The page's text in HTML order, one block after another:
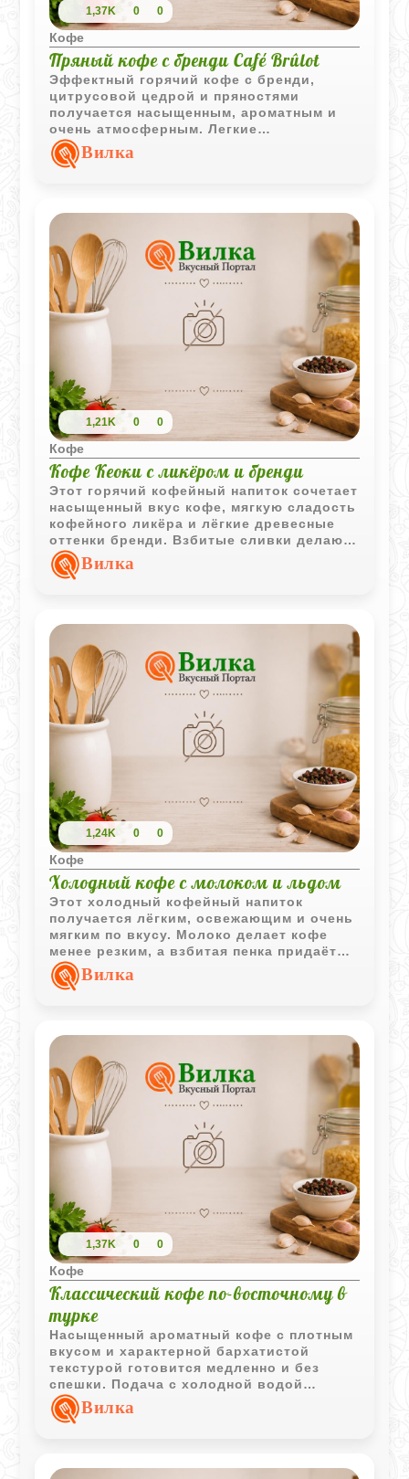
1,37K 0 0
Кофе
Пряный кофе с бренди Café Brûlot
Эффектный горячий кофе с бренди,
цитрусовой цедрой и пряностями
получается насыщенным, ароматным и
очень атмосферным. Легкие
карамельные нотки алкоголя и яркий
аромат специй делают напиток особенно
Вилка
1,21K 0 0
Кофе
Кофе Кеоки с ликёром и бренди
Этот горячий кофейный напиток сочетает
насыщенный вкус кофе, мягкую сладость
кофейного ликёра и лёгкие древесные
оттенки бренди. Взбитые сливки делают
подачу более нежной и десертной.
Вилка
1,24K 0 0
Кофе
Холодный кофе с молоком и льдом
Этот холодный кофейный напиток
получается лёгким, освежающим и очень
мягким по вкусу. Молоко делает кофе
менее резким, а взбитая пенка придаёт
напитку приятную воздушную текстуру.
Вилка
1,37K 0 0
Кофе
Классический кофе по-восточному в
турке
Насыщенный ароматный кофе с плотным
вкусом и характерной бархатистой
текстурой готовится медленно и без
спешки. Подача с холодной водой
подчёркивает глубину вкуса и делает
напиток особенно выразительным.
Вилка